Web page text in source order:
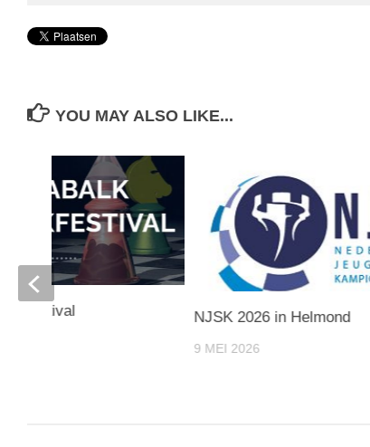
YOU MAY ALSO LIKE...
NJSK 2026 in Helmond
9 MEI 2026